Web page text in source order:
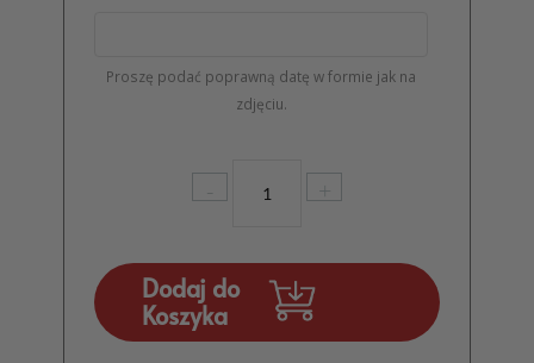
Proszę podać poprawną datę w formie jak na
zdjęciu.
-
Skrzynka
MD029
+
Dodaj do
Koszyka